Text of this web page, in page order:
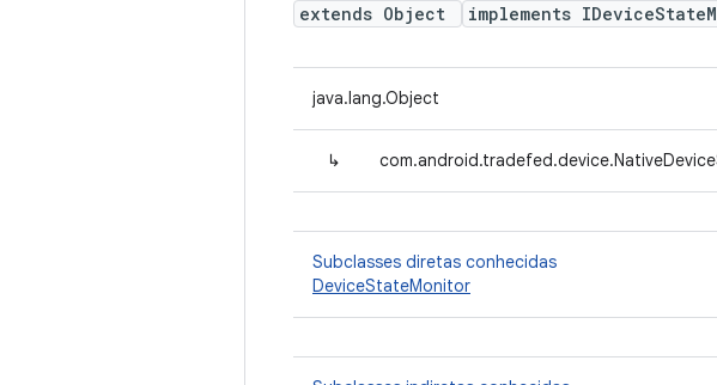
extends Object
implements
java.lang.Object
↳
Subclasses diretas conhecidas
DeviceStateMonitor